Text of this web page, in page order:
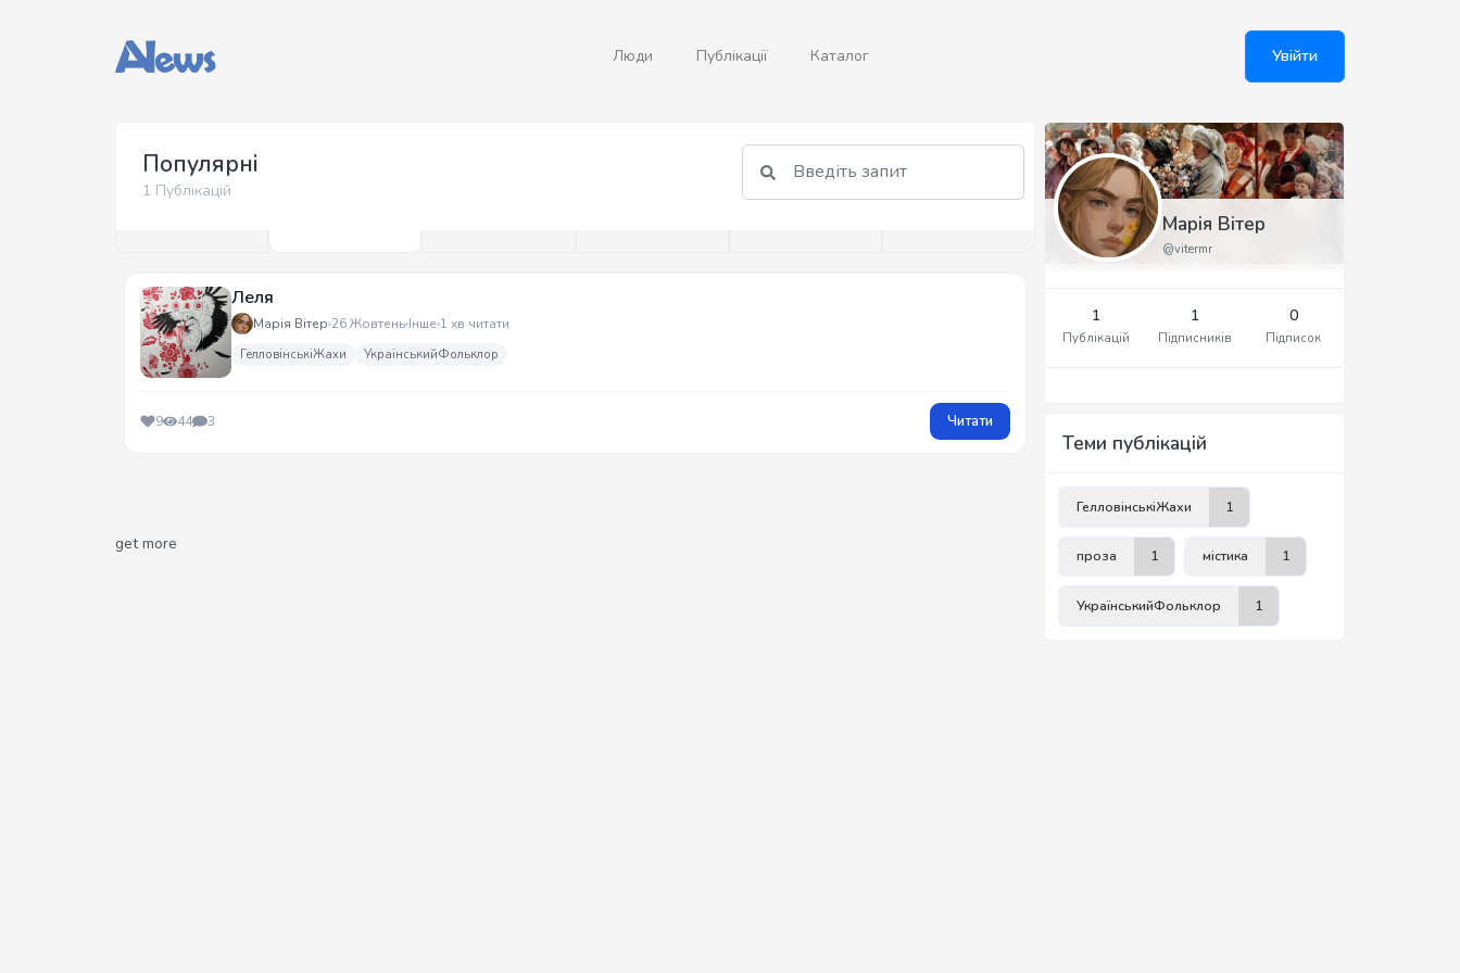
Люди Публікації Каталог Увійти
Популярні
1 Публікацій
Леля
Марія Вітер 26 Жовтень Інше 1 хв читати
ГелловінськіЖахи УкраїнськийФольклор
9 44 3 Читати
get more
Марія Вітер
@vitermr
1
Публікацій
1
Підписників
0
Підписок
Теми публікацій
ГелловінськіЖахи 1
проза 1 містика 1
УкраїнськийФольклор 1